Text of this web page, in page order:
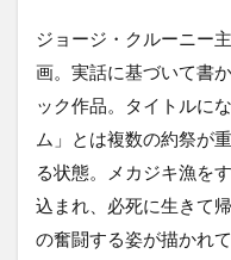
ジョージ・クルーニー
画。実話に基づいて書
ック作品。タイトルに
ム」とは複数の約祭が
る状態。メカジキ漁を
込まれ、必死に生きて
の奮闘する姿が描かれ